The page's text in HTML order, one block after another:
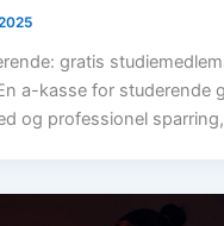
gratis
a-kasse for studerende
og professionel